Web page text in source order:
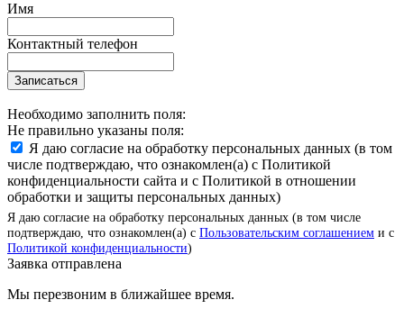
Имя
Контактный телефон
Записаться
Необходимо заполнить поля:
Не правильно указаны поля:
Я даю согласие на обработку персональных данных (в том
числе подтверждаю, что ознакомлен(а) с Политикой
конфиденциальности сайта и с Политикой в отношении
обработки и защиты персональных данных)
Я даю согласие на обработку персональных данных (в том числе
подтверждаю, что ознакомлен(а) с Пользовательским соглашением и с
Политикой конфиденциальности)
Заявка отправлена
Мы перезвоним в ближайшее время.